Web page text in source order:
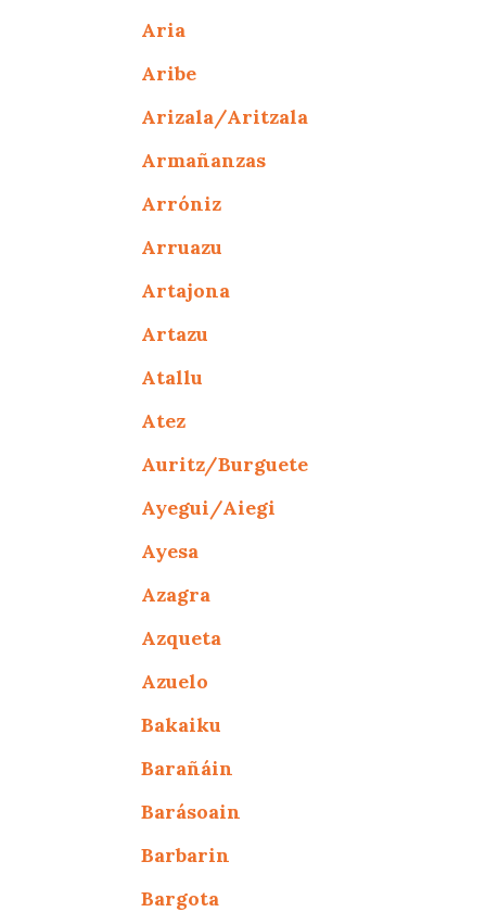
Aria
Aribe
Arizala/Aritzala
Armañanzas
Arróniz
Arruazu
Artajona
Artazu
Atallu
Atez
Auritz/Burguete
Ayegui/Aiegi
Ayesa
Azagra
Azqueta
Azuelo
Bakaiku
Barañáin
Barásoain
Barbarin
Bargota